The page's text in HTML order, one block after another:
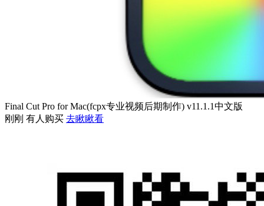
Final Cut Pro for Mac(fcpx专业视频后期制作) v11.1.1中文版
刚刚 有人购买 去瞅瞅看